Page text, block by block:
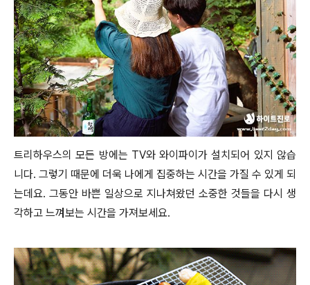
트리하우스의 모든 방에는 TV와 와이파이가 설치되어 있지 않습
니다. 그렇기 때문에 더욱 나에게 집중하는 시간을 가질 수 있게 되
는데요. 그동안 바쁜 일상으로 지나쳐왔던 소중한 것들을 다시 생
각하고 느껴보는 시간을 가져보세요.